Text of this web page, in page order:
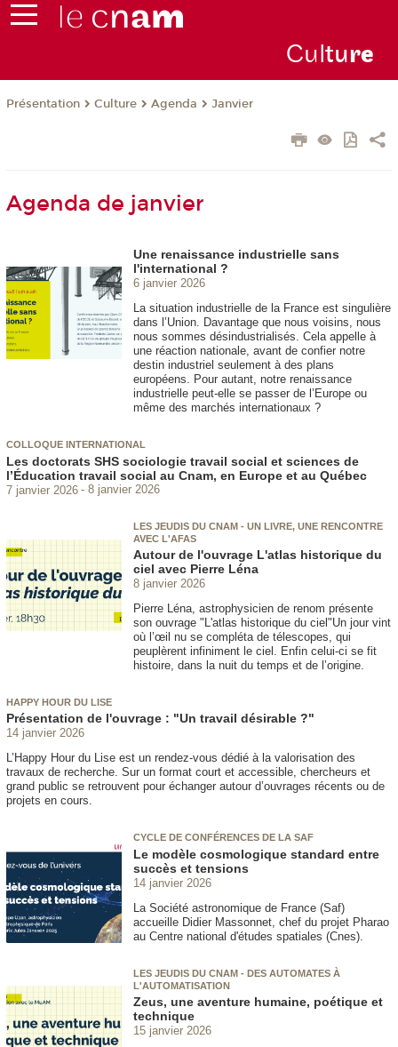
Culture
Présentation Culture Agenda Janvier
Agenda de janvier
Une renaissance industrielle sans
l'international ?
6 janvier 2026
La situation industrielle de la France est singulière
dans l’Union. Davantage que nous voisins, nous
nous sommes désindustrialisés. Cela appelle à
une réaction nationale, avant de confier notre
destin industriel seulement à des plans
européens. Pour autant, notre renaissance
industrielle peut-elle se passer de l’Europe ou
même des marchés internationaux ?
COLLOQUE INTERNATIONAL
Les doctorats SHS sociologie travail social et sciences de
l’Éducation travail social au Cnam, en Europe et au Québec
7 janvier 2026 8 janvier 2026
LES JEUDIS DU CNAM - UN LIVRE, UNE RENCONTRE
AVEC L'AFAS
Autour de l'ouvrage L'atlas historique du
ciel avec Pierre Léna
8 janvier 2026
Pierre Léna, astrophysicien de renom présente
son ouvrage "L'atlas historique du ciel"Un jour vint
où l’œil nu se compléta de télescopes, qui
peuplèrent infiniment le ciel. Enfin celui-ci se fit
histoire, dans la nuit du temps et de l’origine.
HAPPY HOUR DU LISE
Présentation de l'ouvrage : "Un travail désirable ?"
14 janvier 2026
L’Happy Hour du Lise est un rendez-vous dédié à la valorisation des
travaux de recherche. Sur un format court et accessible, chercheurs et
grand public se retrouvent pour échanger autour d’ouvrages récents ou de
projets en cours.
CYCLE DE CONFÉRENCES DE LA SAF
Le modèle cosmologique standard entre
succès et tensions
14 janvier 2026
La Société astronomique de France (Saf)
accueille Didier Massonnet, chef du projet Pharao
au Centre national d'études spatiales (Cnes).
LES JEUDIS DU CNAM - DES AUTOMATES À
L'AUTOMATISATION
Zeus, une aventure humaine, poétique et
technique
15 janvier 2026